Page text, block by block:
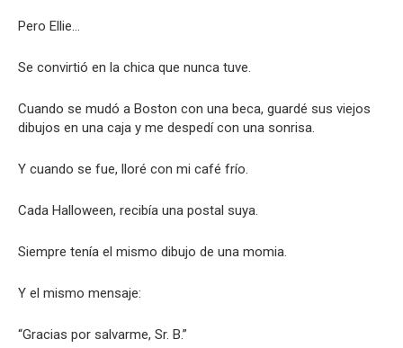
Pero Ellie…
Se convirtió en la chica que nunca tuve.
Cuando se mudó a Boston con una beca, guardé sus viejos
dibujos en una caja y me despedí con una sonrisa.
Y cuando se fue, lloré con mi café frío.
Cada Halloween, recibía una postal suya.
Siempre tenía el mismo dibujo de una momia.
Y el mismo mensaje:
“Gracias por salvarme, Sr. B.”